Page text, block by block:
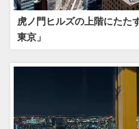
虎ノ門ヒルズの上階にたた
東京」